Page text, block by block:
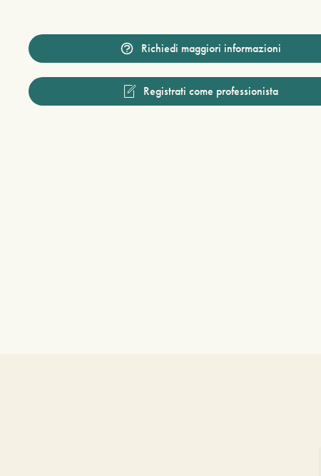
Richiedi maggiori informazioni
Registrati come professionista